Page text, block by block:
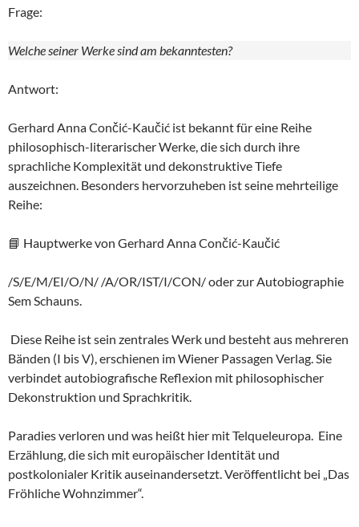
Frage:
Welche seiner Werke sind am bekanntesten?
Antwort:
Gerhard Anna Cončić-Kaučić ist bekannt für eine Reihe
philosophisch-literarischer Werke, die sich durch ihre
sprachliche Komplexität und dekonstruktive Tiefe
auszeichnen. Besonders hervorzuheben ist seine mehrteilige
Reihe:
📘 Hauptwerke von Gerhard Anna Cončić-Kaučić
/S/E/M/EI/O/N/ /A/OR/IST/I/CON/ oder zur Autobiographie
Sem Schauns.
Diese Reihe ist sein zentrales Werk und besteht aus mehreren
Bänden (I bis V), erschienen im Wiener Passagen Verlag. Sie
verbindet autobiografische Reflexion mit philosophischer
Dekonstruktion und Sprachkritik.
Paradies verloren und was heißt hier mit Telqueleuropa. Eine
Erzählung, die sich mit europäischer Identität und
postkolonialer Kritik auseinandersetzt. Veröffentlicht bei „Das
Fröhliche Wohnzimmer“.